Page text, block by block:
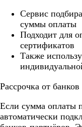
Cервис
суммы оплаты
Подходит для
сертификатов
Также
Рассрочка от банков
Если сумма оплаты
автоматически